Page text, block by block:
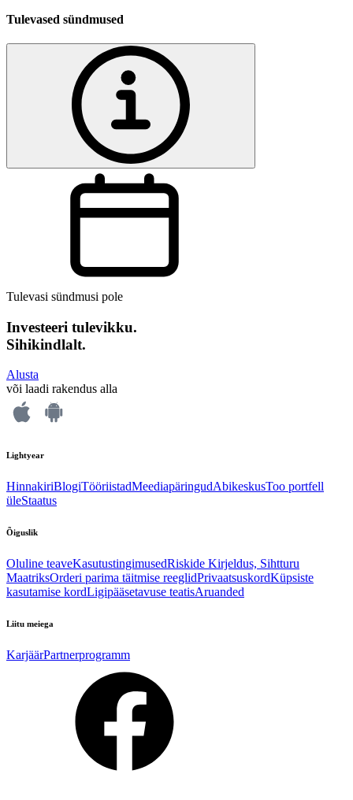
Tulevased sündmused
Tulevasi sündmusi pole
Investeeri tulevikku.
Sihikindlalt.
Alusta
või laadi rakendus alla
Lightyear
HinnakiriBlogiTööriistadMeediapäringudAbikeskusToo portfell
üleStaatus
Õiguslik
Oluline teaveKasutustingimusedRiskide Kirjeldus, Sihtturu
MaatriksOrderi parima täitmise reeglidPrivaatsuskordKüpsiste
kasutamise kordLigipääsetavuse teatisAruanded
Liitu meiega
KarjäärPartnerprogramm